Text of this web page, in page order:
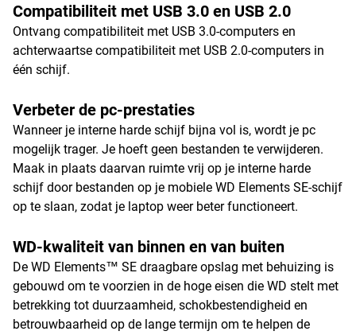
Compatibiliteit met USB 3.0 en USB 2.0
Ontvang compatibiliteit met USB 3.0-computers en
achterwaartse compatibiliteit met USB 2.0-computers in
één schijf.
Verbeter de pc-prestaties
Wanneer je interne harde schijf bijna vol is, wordt je pc
mogelijk trager. Je hoeft geen bestanden te verwijderen.
Maak in plaats daarvan ruimte vrij op je interne harde
schijf door bestanden op je mobiele WD Elements SE-schijf
op te slaan, zodat je laptop weer beter functioneert.
WD-kwaliteit van binnen en van buiten
De WD Elements™ SE draagbare opslag met behuizing is
gebouwd om te voorzien in de hoge eisen die WD stelt met
betrekking tot duurzaamheid, schokbestendigheid en
betrouwbaarheid op de lange termijn om te helpen de